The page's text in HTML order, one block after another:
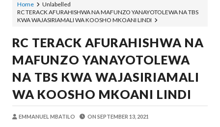
WAFANYABIASHARA WA MADUKA YA
CCM: Uchaguzi Wa Haki Ndiyo Msingi
MSUMBA -Aug 07 2026
REA YATOA SOMO LA NISHATI SAFI
MSUMBA- Aug 07 2026
OSCAR ASSENGA-Aug 07 2026
Home
Unlabelled
RC TERACK AFURAHISHWA NA MAFUNZO YANAYOTOLEWA NA TBS
KWA WAJASIRIAMALI WA KOOSHO MKOANI LINDI
RC TERACK AFURAHISHWA NA
MAFUNZO YANAYOTOLEWA
NA TBS KWA WAJASIRIAMALI
WA KOOSHO MKOANI LINDI
EMMANUEL MBATILO ON SEPTEMBER 13, 2021